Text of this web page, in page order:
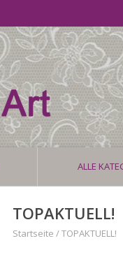
ALLE
TOPAKTUELL!
Startseite /TOPAKTUELL!